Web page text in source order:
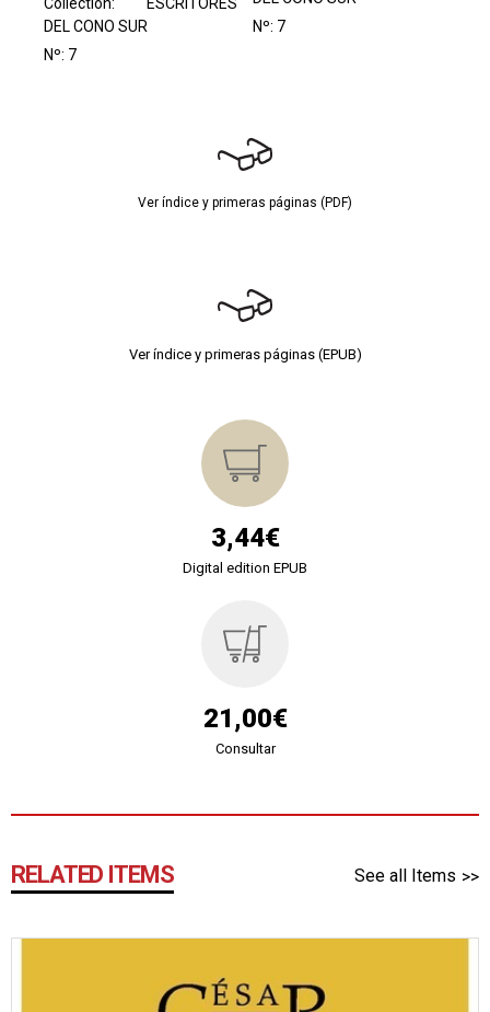
DEL CONO SUR
Nº: 7
Nº: 7
Ver índice y primeras páginas (PDF)
Ver índice y primeras páginas (EPUB)
3,44€
Digital edition EPUB
21,00€
Consultar
RELATED ITEMS See all Items